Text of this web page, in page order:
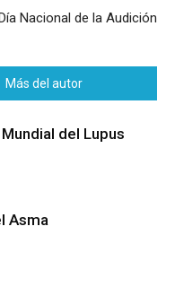
Nacional de la Audición
Más del autor
del Lupus
Asma